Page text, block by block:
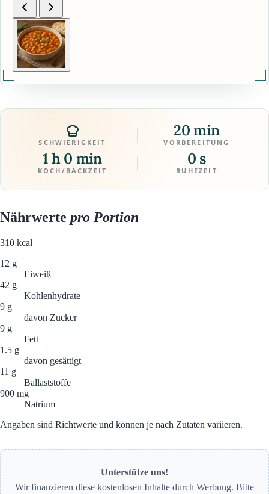
SCHWIERIGKEIT
20 min
VORBEREITUNG
1 h 0 min
KOCH/BACKZEIT
0 s
RUHEZEIT
Nährwerte pro Portion
310 kcal
12 g
Eiweiß
42 g
Kohlenhydrate
9 g
davon Zucker
9 g
Fett
1.5 g
davon gesättigt
11 g
Ballaststoffe
900 mg
Natrium
Angaben sind Richtwerte und können je nach Zutaten variieren.
Unterstütze uns!
Wir finanzieren diese kostenlosen Inhalte durch Werbung. Bitte